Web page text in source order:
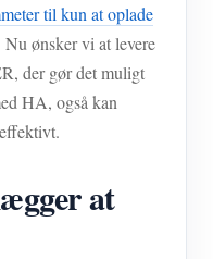
til kun at oplade
Nu ønsker vi at levere
der gør det muligt
HA, også kan
at